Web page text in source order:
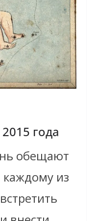
года
обещают
из